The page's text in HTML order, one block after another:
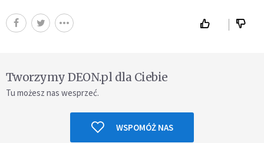
Tworzymy DEON.pl dla Ciebie
Tu możesz nas wesprzeć.
WSPOMÓŻ NAS